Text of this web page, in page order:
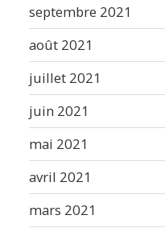
septembre 2021
août 2021
juillet 2021
juin 2021
mai 2021
avril 2021
mars 2021